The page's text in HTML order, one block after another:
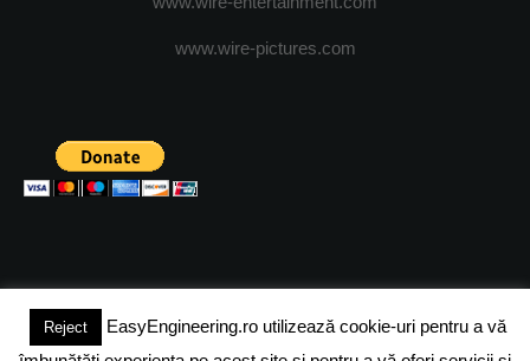
www.wire-pictures.com
(c) 2024 - FineEngineeringMagazine. All rights reserved.
Reject
EasyEngineering.ro utilizează cookie-uri pentru a vă